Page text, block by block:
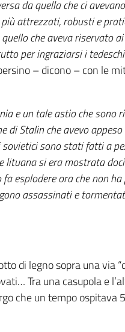
da quella che ci
attrezzati, robusti e
che aveva riservato ai
per ingraziarsi i
– dicono – con le
e un tale astio che sono
Stalin che avevo appeso
sono stati fatti a
lituana si era mostrata
esplodere ora che non ha
assassinati e
di legno sopra una via
Tra una casupola e
che un tempo ospitava